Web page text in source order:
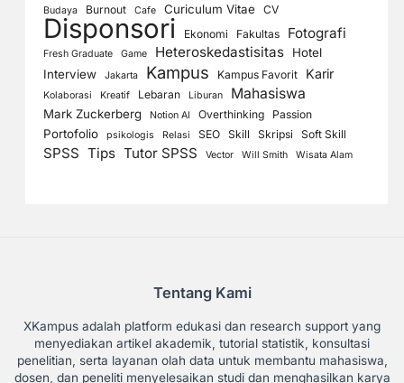
Budaya
Burnout Cafe Curiculum Vitae CV
Disponsori Ekonomi Fakultas Fotografi
Fresh Graduate Game Heteroskedastisitas
Hotel
Interview
Jakarta Kampus Kampus Favorit Karir
Kolaborasi Kreatif Lebaran Liburan Mahasiswa
Mark Zuckerberg Notion AI Overthinking Passion
Portofolio psikologis Relasi SEO Skill Skripsi Soft Skill
SPSS Tips Tutor SPSS Vector Will Smith Wisata Alam
Tentang Kami
XKampus adalah platform edukasi dan research support yang
menyediakan artikel akademik, tutorial statistik, konsultasi
penelitian, serta layanan olah data untuk membantu mahasiswa,
dosen, dan peneliti menyelesaikan studi dan menghasilkan karya